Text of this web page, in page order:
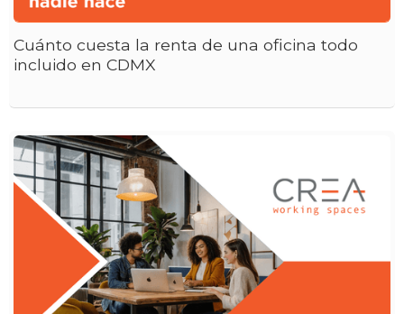
Cuánto cuesta la renta de una oficina todo
incluido en CDMX